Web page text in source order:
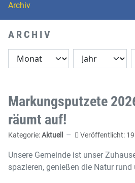
Archiv
ARCHIV
Markungsputzete
räumt auf!
Kategorie:Aktuell Veröffentlicht:
Unsere Gemeinde ist unser
spazieren, genießen die Natur